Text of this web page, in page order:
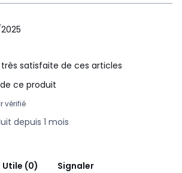
satisfaite de ces articles
ce produit
vérifié
depuis 1 mois
Utile (0)
Signaler